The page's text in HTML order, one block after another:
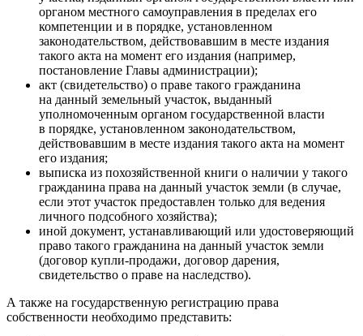
органом местного самоуправления в пределах его
компетенции и в порядке, установленном
законодательством, действовавшим в месте издания
такого акта на момент его издания (например,
постановление Главы администрации);
акт (свидетельство) о праве такого гражданина
на данный земельный участок, выданный
уполномоченным органом государственной власти
в порядке, установленном законодательством,
действовавшим в месте издания такого акта на момент
его издания;
выписка из похозяйственной книги о наличии у такого
гражданина права на данный участок земли (в случае,
если этот участок предоставлен только для ведения
личного подсобного хозяйства);
иной документ, устанавливающий или удостоверяющий
право такого гражданина на данный участок земли
(договор купли-продажи, договор дарения,
свидетельство о праве на наследство).
А также на государственную регистрацию права
собственности необходимо представить: